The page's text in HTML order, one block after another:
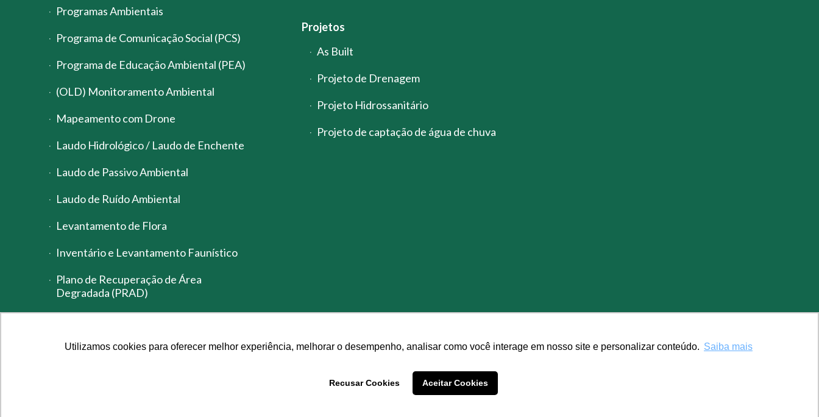
Utilizamos cookies para oferecer melhor experiência, melhorar o desempenho, analisar como você interage em nosso site e personalizar conteúdo. Saiba mais
Recusar Cookies Aceitar Cookies
Programas Ambientais
Programa de Comunicação Social (PCS)
Programa de Educação Ambiental (PEA)
(OLD) Monitoramento Ambiental
Mapeamento com Drone
Laudo Hidrológico / Laudo de Enchente
Laudo de Passivo Ambiental
Laudo de Ruído Ambiental
Levantamento de Flora
Inventário e Levantamento Faunístico
Plano de Recuperação de Área
Degradada (PRAD)
Projetos
As Built
Projeto de Drenagem
Projeto Hidrossanitário
Projeto de captação de água de chuva
© Master Ambiental - Todos os direitos reservados